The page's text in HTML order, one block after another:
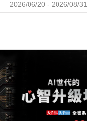
2026/06/20 - 2026/08/31